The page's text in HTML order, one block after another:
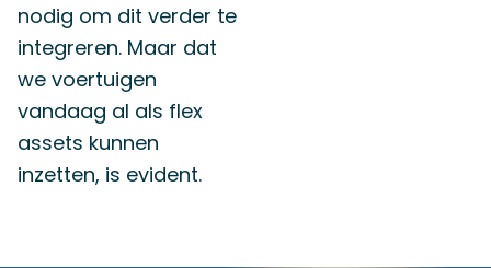
nodig om dit verder te
integreren. Maar dat
we voertuigen
vandaag al als flex
assets kunnen
inzetten, is evident.